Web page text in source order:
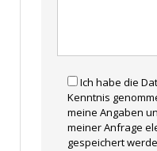
Ich habe die
Kenntnis
meine Angaben
meiner Anfrage
gespeichert